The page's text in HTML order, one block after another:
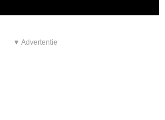
▼ Advertentie